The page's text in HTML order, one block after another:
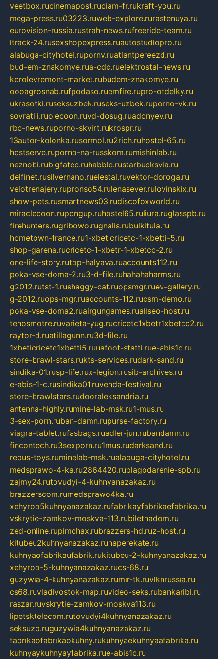
veetbox.rucinemapost.ruciam-fr.rukraft-you.ru
mega-press.ru03223.ruweb-explore.rurastenuya.ru
eurovision-russia.rustrah-news.rufreeride-team.ru
itrack-24.rusexshopexpress.ruautostudiopro.ru
alabuga-cityhotel.rupornv.ruatlantpereezd.ru
bud-em-znakomye.rua-cdc.ruelektrostal-news.ru
korolevremont-market.rubudem-znakomye.ru
oooagrosnab.rufpodaso.ruemfire.rupro-otdelky.ru
ukrasotki.ruseksuzbek.ruseks-uzbek.ruporno-vk.ru
sovratili.ruolecoon.ruvd-dosug.ruadonyev.ru
rbc-news.ruporno-skvirt.rukrospr.ru
13autor-kolonka.rusormol.ru2rich.ruhostel-65.ru
hostserve.ruporno-na-russkom.rumishinlab.ru
neznobi.rubigfatcc.ruhabble.rustarbucksvia.ru
delfinet.rusilvernano.ruelestal.ruvektor-doroga.ru
velotrenajery.rupronso54.rulenasever.rulovinskix.ru
show-pets.rusmartnews03.rudiscofoxworld.ru
miraclecoon.rupongup.ruhostel65.ruliura.ruglasspb.ru
firehunters.rugribowo.rugnalis.rubulkitula.ru
hometown-france.ru1-xbeticricetc-1-xbetti-5.ru
shop-garena.rucricetc-1-xbetr-1-xbetcc-2.ru
one-life-story.rutop-halyava.ruaccounts112.ru
poka-vse-doma-2.ru3-d-file.ruhahahaharms.ru
g2012.rutst-1.rushaggy-cat.ruopsmgr.ruev-gallery.ru
g-2012.ruops-mgr.ruaccounts-112.rucsm-demo.ru
poka-vse-doma2.ruairgungames.ruallseo-host.ru
tehosmotre.ruvarieta-yug.rucricetc1xbetr1xbetcc2.ru
raytor-d.ruatillagunn.ru3d-file.ru
1xbeticricetc1xbetti5.ruuafoot-statti.rue-abis1c.ru
store-brawl-stars.rukts-services.rudark-sand.ru
sindika-01.rusp-life.rux-legion.rusib-archives.ru
e-abis-1-c.rusindika01.ruvenda-festival.ru
store-brawlstars.rudooraleksandria.ru
antenna-highly.rumine-lab-msk.ru1-mus.ru
3-sex-porn.ruban-damn.rupurse-factory.ru
viagra-tablet.rufasbags.ruadler-jun.rubandamn.ru
fincontech.ru3sexporn.ru1mus.rudarksand.ru
rebus-toys.ruminelab-msk.rualabuga-cityhotel.ru
medsprawo-4-ka.ru2864420.rublagodarenie-spb.ru
zajmy24.rutovudyi-4-kuhnyanazakaz.ru
brazzerscom.rumedsprawo4ka.ru
xehyroo5kuhnyanazakaz.rufabrikayfabrikaefabrika.ru
vskrytie-zamkov-moskva-113.rubiletnadom.ru
zed-online.rupimchax.rubrazzers-hd.ruz-host.ru
kitubeu2kuhnyanazakaz.runaperekate.ru
kuhnyaofabrikaufabrik.rukitubeu-2-kuhnyanazakaz.ru
xehyroo-5-kuhnyanazakaz.rucs-68.ru
guzywia-4-kuhnyanazakaz.rumir-tk.ruvlknrussia.ru
cs68.ruvladivostok-map.ruvideo-seks.rubankaribi.ru
raszar.ruvskrytie-zamkov-moskva113.ru
lipetsktelecom.rutovudyi4kuhnyanazakaz.ru
seksuzb.ruguzywia4kuhnyanazakaz.ru
fabrikaofabrikaokuhny.rukuhnyaekuhnyaafabrika.ru
kuhnyaykuhnyayfabrika.rue-abis1c.ru